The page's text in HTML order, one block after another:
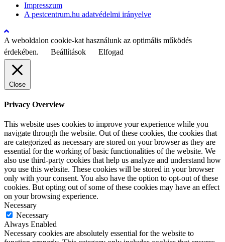
Impresszum
A pestcentrum.hu adatvédelmi irányelve
A weboldalon cookie-kat használunk az optimális működés
érdekében.
Beállítások Elfogad
Close
Privacy Overview
This website uses cookies to improve your experience while you
navigate through the website. Out of these cookies, the cookies that
are categorized as necessary are stored on your browser as they are
essential for the working of basic functionalities of the website. We
also use third-party cookies that help us analyze and understand how
you use this website. These cookies will be stored in your browser
only with your consent. You also have the option to opt-out of these
cookies. But opting out of some of these cookies may have an effect
on your browsing experience.
Necessary
Necessary
Always Enabled
Necessary cookies are absolutely essential for the website to